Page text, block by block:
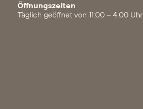
Öffnungszeiten
Täglich geöffnet von 11:00 – 4:00 Uhr